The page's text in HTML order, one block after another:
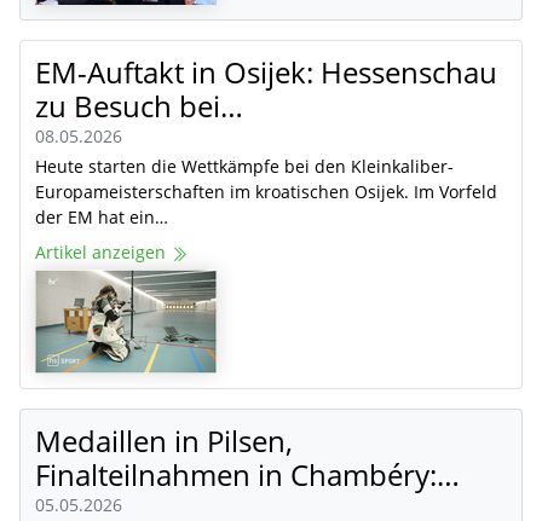
EM-Auftakt in Osijek: Hessenschau
zu Besuch bei…
08.05.2026
Heute starten die Wettkämpfe bei den Kleinkaliber-
Europameisterschaften im kroatischen Osijek. Im Vorfeld
der EM hat ein…
Artikel anzeigen
Medaillen in Pilsen,
Finalteilnahmen in Chambéry:…
05.05.2026